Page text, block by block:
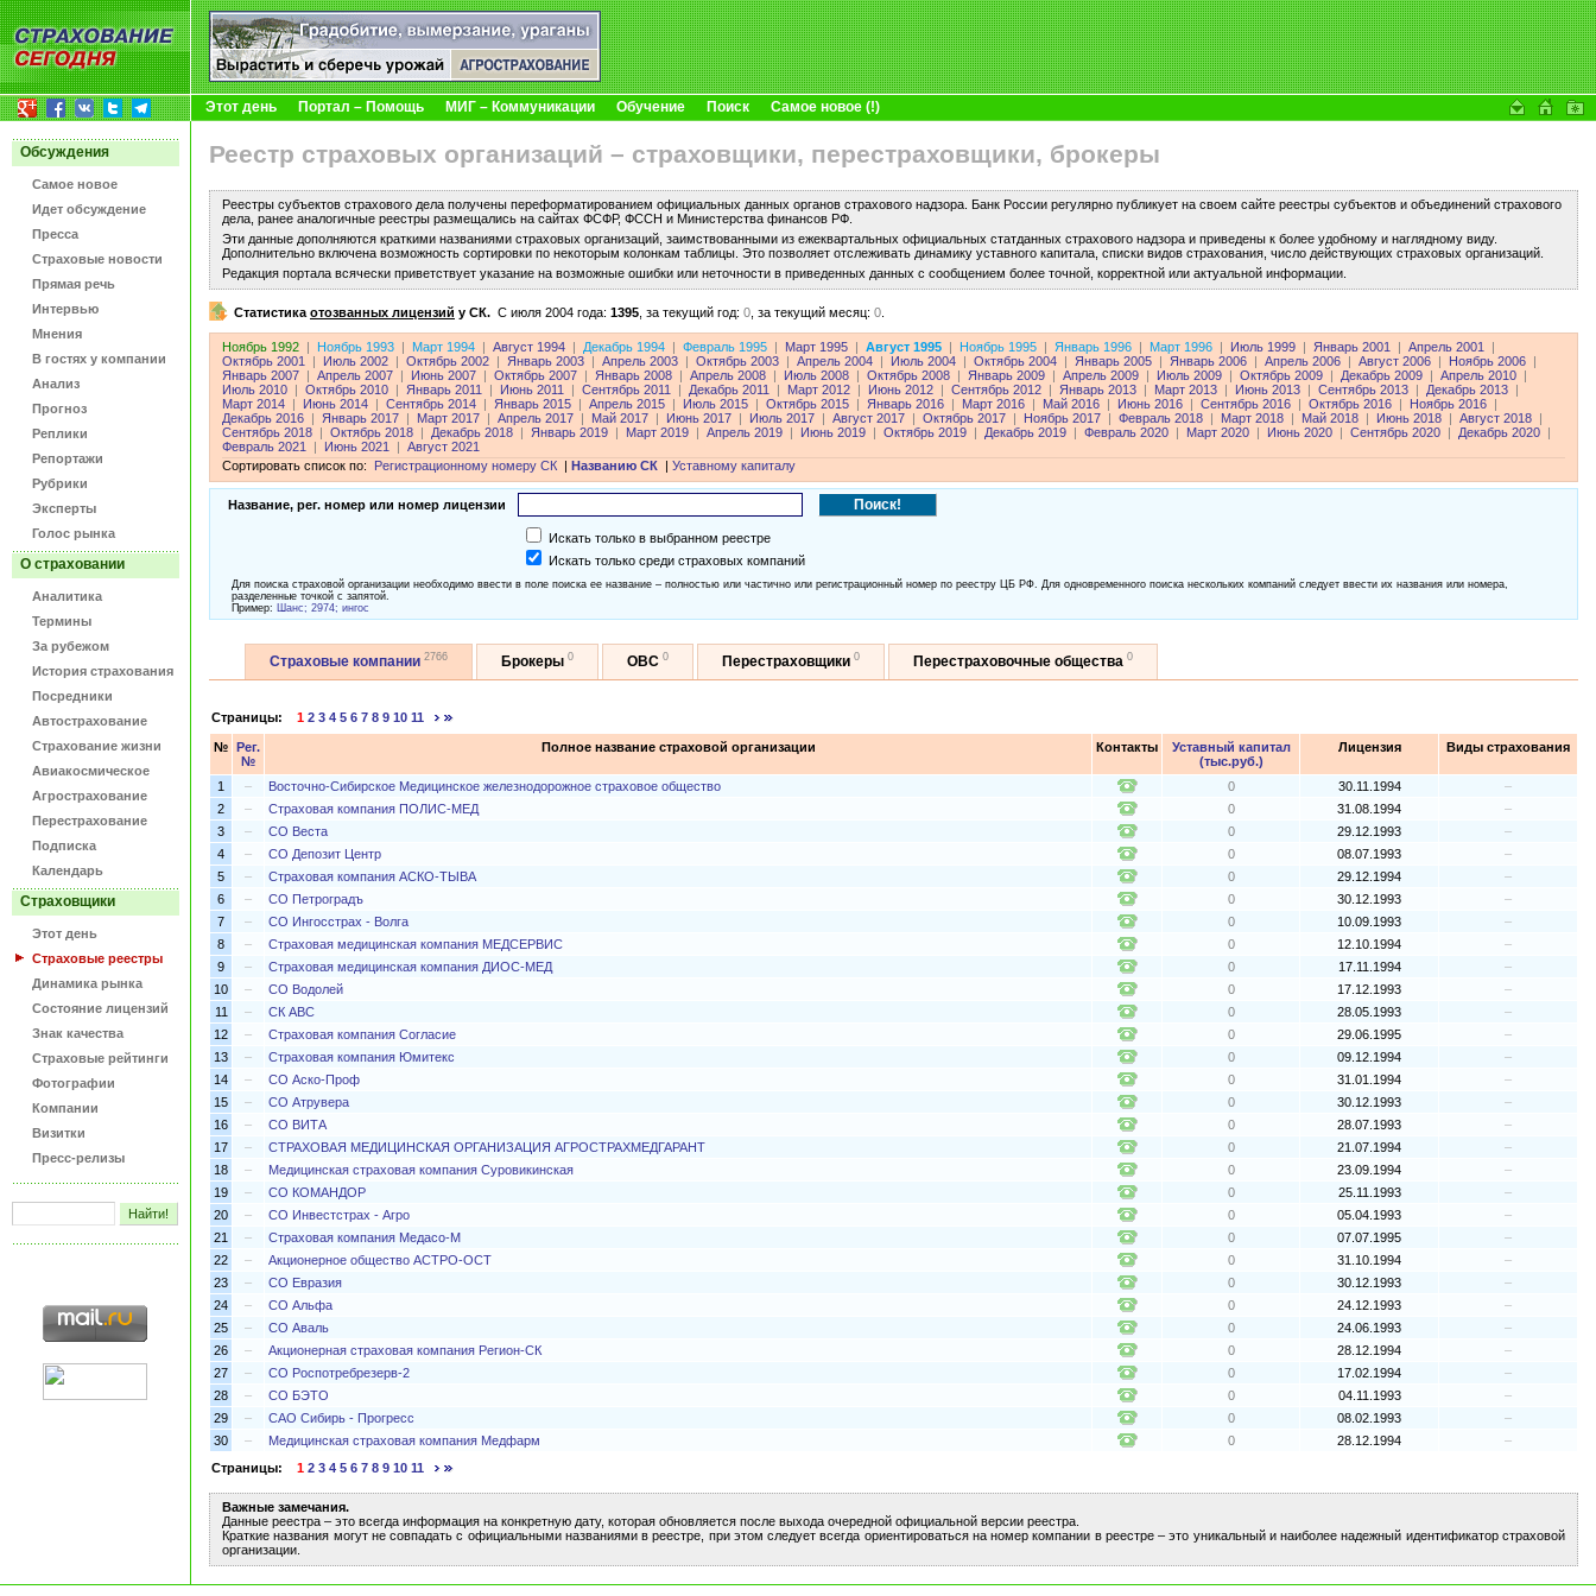
Этот день Портал – Помощь МИГ – Коммуникации Обучение Поиск Самое новое (!)
Обсуждения
Самое новое
Идет обсуждение
Пресса
Страховые новости
Прямая речь
Интервью
Мнения
В гостях у компании
Анализ
Прогноз
Реплики
Репортажи
Рубрики
Эксперты
Голос рынка
О страховании
Аналитика
Термины
За рубежом
История страхования
Посредники
Автострахование
Страхование жизни
Авиакосмическое
Агрострахование
Перестрахование
Подписка
Календарь
Страховщики
Этот день
Страховые реестры
Динамика рынка
Состояние лицензий
Знак качества
Страховые рейтинги
Фотографии
Компании
Визитки
Пресс-релизы
Реестр страховых организаций – страховщики, перестраховщики, брокеры
Реестры субъектов страхового дела получены переформатированием официальных данных органов страхового надзора. Банк России регулярно публикует на своем сайте реестры субъектов и объединений страхового
дела, ранее аналогичные реестры размещались на сайтах ФСФР, ФССН и Министерства финансов РФ.
Эти данные дополняются краткими названиями страховых организаций, заимствованными из ежеквартальных официальных статданных страхового надзора и приведены к более удобному и наглядному виду.
Дополнительно включена возможность сортировки по некоторым колонкам таблицы. Это позволяет отслеживать динамику уставного капитала, списки видов страхования, число действующих страховых организаций.
Редакция портала всячески приветствует указание на возможные ошибки или неточности в приведенных данных с сообщением более точной, корректной или актуальной информации.
Статистика отозванных лицензий у СК. C июля 2004 года: 1395 за текущий год: 0 за текущий месяц: 0
Ноябрь 1992 Ноябрь 1993 Март 1994 Август 1994 Декабрь 1994 Февраль 1995 Март 1995 Август 1995 Ноябрь 1995 Январь 1996 Март 1996 Июль 1999 Январь 2001 Апрель 2001
Октябрь 2001
Июль 2002 Октябрь 2002 Январь 2003 Апрель 2003 Октябрь 2003 Апрель 2004 Июль 2004 Октябрь 2004 Январь 2005 Январь 2006 Апрель 2006 Август 2006 Ноябрь 2006
Январь 2007
Апрель 2007 Июнь 2007 Октябрь 2007 Январь 2008 Апрель 2008 Июль 2008 Октябрь 2008 Январь 2009 Апрель 2009 Июль 2009 Октябрь 2009 Декабрь 2009 Апрель 2010
Июль 2010
Октябрь 2010 Январь 2011 Июнь 2011 Сентябрь 2011 Декабрь 2011 Март 2012 Июнь 2012 Сентябрь 2012 Январь 2013 Март 2013 Июнь 2013 Сентябрь 2013 Декабрь 2013
Март 2014
Июнь 2014 Сентябрь 2014 Январь 2015 Апрель 2015 Июль 2015 Октябрь 2015 Январь 2016 Март 2016 Май 2016 Июнь 2016 Сентябрь 2016 Октябрь 2016 Ноябрь 2016
Декабрь 2016
Январь 2017 Март 2017 Апрель 2017 Май 2017 Июнь 2017 Июль 2017 Август 2017 Октябрь 2017 Ноябрь 2017 Февраль 2018 Март 2018 Май 2018 Июнь 2018 Август 2018
Сентябрь 2018
Октябрь 2018 Декабрь 2018 Январь 2019 Март 2019 Апрель 2019 Июнь 2019 Октябрь 2019 Декабрь 2019 Февраль 2020 Март 2020 Июнь 2020 Сентябрь 2020 Декабрь 2020
Февраль 2021
Июнь 2021
Август 2021
Сортировать список по:
Регистрационному номеру СК Названию СК Уставному капиталу
Название, рег. номер или номер лицензии
Искать только в выбранном реестре
Искать только среди страховых компаний
Для поиска страховой организации необходимо ввести в поле поиска ее название – полностью или частично или регистрационный номер по реестру ЦБ РФ. Для одновременного поиска нескольких компаний следует ввести их названия или номера,
разделенные точкой с запятой.
Пример: Шанс; 2974; ингос
Страховые компании 2766 Брокеры 0 ОВС 0 Перестраховщики 0 Перестраховочные общества 0
Страницы: 1 2 3 4 5 6 7 8 9 10 11
№
Рег.
№
Полное название страховой организации Контакты
Уставный капитал
(тыс.руб.)
Лицензия Виды страхования
1 – Восточно-Сибирское Медицинское железнодорожное страховое общество 0 30.11.1994
–
2
– Страховая компания ПОЛИС-МЕД 0 31.08.1994
–
3
– СО Веста 0 29.12.1993
–
4
– СО Депозит Центр 0 08.07.1993
–
5
– Страховая компания АСКО-ТЫВА 0 29.12.1994
–
6
– СО Петроградъ 0 30.12.1993
–
7
– СО Ингосстрах - Волга 0 10.09.1993
–
8
– Страховая медицинская компания МЕДСЕРВИС 0 12.10.1994
–
9
– Страховая медицинская компания ДИОС-МЕД 0 17.11.1994
–
10
– СО Водолей 0 17.12.1993
–
11
– СК АВС 0 28.05.1993
–
12
– Страховая компания Согласие 0 29.06.1995
–
13
– Страховая компания Юмитекс 0 09.12.1994
–
14
– СО Аско-Проф 0 31.01.1994
–
15
– СО Атрувера 0 30.12.1993
–
16
– СО ВИТА 0 28.07.1993
–
17
– СТРАХОВАЯ МЕДИЦИНСКАЯ ОРГАНИЗАЦИЯ АГРОСТРАХМЕДГАРАНТ 0 21.07.1994
–
18
– Медицинская страховая компания Суровикинская 0 23.09.1994
–
19
– СО КОМАНДОР 0 25.11.1993
–
20
– СО Инвестстрах - Агро 0 05.04.1993
–
21
– Страховая компания Медасо-М 0 07.07.1995
–
22
– Акционерное общество АСТРО-ОСТ 0 31.10.1994
–
23
– СО Евразия 0 30.12.1993
–
24
– СО Альфа 0 24.12.1993
–
25
– СО Аваль 0 24.06.1993
–
26
– Акционерная страховая компания Регион-СК 0 28.12.1994
–
27
– СО Роспотребрезерв-2 0 17.02.1994
–
28
– СО БЭТО 0 04.11.1993
–
29
– САО Сибирь - Прогресс 0 08.02.1993
–
30
– Медицинская страховая компания Медфарм 0 28.12.1994
–
Страницы: 1 2 3 4 5 6 7 8 9 10 11
Важные замечания.
Данные реестра – это всегда информация на конкретную дату, которая обновляется после выхода очередной официальной версии реестра.
Краткие названия могут не совпадать с официальными названиями в реестре, при этом следует всегда ориентироваться на номер компании в реестре – это уникальный и наиболее надежный идентификатор страховой
организации.